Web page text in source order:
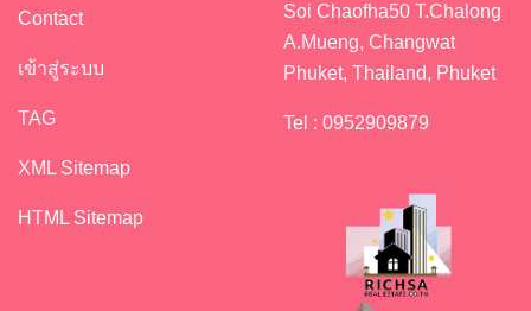
Contact
เข้าสู่ระบบ
TAG
XML Sitemap
HTML Sitemap
Soi Chaofha50 T.Chalong
A.Mueng, Changwat
Phuket, Thailand, Phuket
Tel : 0952909879